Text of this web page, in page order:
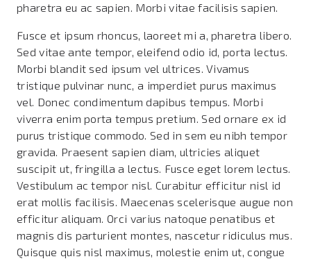
pharetra eu ac sapien. Morbi vitae facilisis sapien.
Fusce et ipsum rhoncus, laoreet mi a, pharetra libero.
Sed vitae ante tempor, eleifend odio id, porta lectus.
Morbi blandit sed ipsum vel ultrices. Vivamus
tristique pulvinar nunc, a imperdiet purus maximus
vel. Donec condimentum dapibus tempus. Morbi
viverra enim porta tempus pretium. Sed ornare ex id
purus tristique commodo. Sed in sem eu nibh tempor
gravida. Praesent sapien diam, ultricies aliquet
suscipit ut, fringilla a lectus. Fusce eget lorem lectus.
Vestibulum ac tempor nisl. Curabitur efficitur nisl id
erat mollis facilisis. Maecenas scelerisque augue non
efficitur aliquam. Orci varius natoque penatibus et
magnis dis parturient montes, nascetur ridiculus mus.
Quisque quis nisl maximus, molestie enim ut, congue